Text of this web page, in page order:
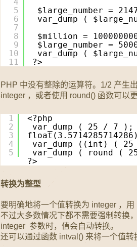
5
6
7
8
9
10
11
$large_number =
var_dump (
$million =
$large_number =
var_dump (
?>
PHP 中没有整除的运算符。1/2 产生
integer ，或者使用 round() 函数可以
1
2
3
4
5
<?php
var_dump ( 25 / 7
var_dump ((int) (
var_dump ( round
?>
转换为整型
要明确地将一个值转换为 integer ，用
不过大多数情况下都不需要强制转换
integer 参数时，值会自动转换。
还可以通过函数 intval() 来将一个值转